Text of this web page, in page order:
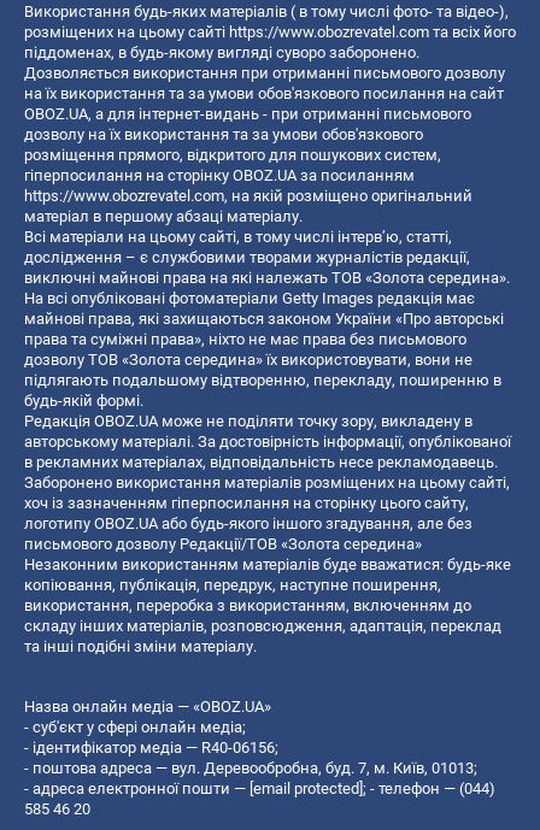
Використання будь-яких матеріалів ( в тому числі фото- та відео-),
розміщених на цьому сайті https://www.obozrevatel.com та всіх його
піддоменах, в будь-якому вигляді суворо заборонено.
Дозволяється використання при отриманні письмового дозволу
на їх використання та за умови обов'язкового посилання на сайт
OBOZ.UA, а для інтернет-видань - при отриманні письмового
дозволу на їх використання та за умови обов'язкового
розміщення прямого, відкритого для пошукових систем,
гіперпосилання на сторінку OBOZ.UA за посиланням
https://www.obozrevatel.com, на якій розміщено оригінальний
матеріал в першому абзаці матеріалу.
Всі матеріали на цьому сайті, в тому числі інтерв’ю, статті,
дослідження – є службовими творами журналістів редакції,
виключні майнові права на які належать ТОВ «Золота середина».
На всі опубліковані фотоматеріали Getty Images редакція має
майнові права, які захищаються законом України «Про авторські
права та суміжні права», ніхто не має права без письмового
дозволу ТОВ «Золота середина» їх використовувати, вони не
підлягають подальшому відтворенню, перекладу, поширенню в
будь-якій формі.
Редакція OBOZ.UA може не поділяти точку зору, викладену в
авторському матеріалі. За достовірність інформації, опублікованої
в рекламних матеріалах, відповідальність несе рекламодавець.
Заборонено використання матеріалів розміщених на цьому сайті,
хоч із зазначенням гіперпосилання на сторінку цього сайту,
логотипу OBOZ.UA або будь-якого іншого згадування, але без
письмового дозволу Редакції/ТОВ «Золота середина»
Незаконним використанням матеріалів буде вважатися: будь-яке
копiювання, публiкацiя, передрук, наступне поширення,
використання, переробка з використанням, включенням до
складу інших матеріалів, розповсюдження, адаптація, переклад
та інші подібні зміни матеріалу.
Назва онлайн медіа — «OBOZ.UA»
- суб'єкт у сфері онлайн медіа;
- ідентифікатор медіа — R40-06156;
- поштова адреса — вул. Деревообробна, буд. 7, м. Київ, 01013;
- адреса електронної пошти — [email protected]; - телефон — (044)
585 46 20